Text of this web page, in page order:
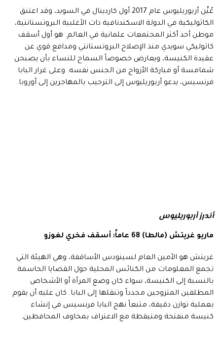
عُيِّن أربوريليوس عام 2017 أول كاردينال في السويد، وقد اعتنق
الكاثوليكية في الدولة الاسكندنافية ذات الأغلبية البروتستانتية،
موطن أحد أكثر المجتمعات علمانية في العالم. هو أول أسقف
كاثوليكي سويدي منذ الإصلاح البروتستانتي ومدافع قوي عن
عقيدة الكنيسة، ويعارض خصوصاً السماح للنساء بأن يصبحن
شمامسة أو مباركة الأزواج من الجنس نفسه. وعلى غرار البابا
فرنسيس، يدعو أربوريليوس إلى الترحيب بالمهاجرين إلى أوروبا.
أندرز أربوريليوس
ماريو غريتش (مالطا) 68 عاماً: أسقف فخري لغوزو
غريتش هو الأمين العام لسينودس الأساقفة، وهي الهيئة التي
تجمع المعلومات من الكنائس المحلية حول القضايا الحاسمة
بالنسبة إلى الكنيسة، سواء كان وضع المرأة أو الأشخاص
المطلقين المتزوجين مجدداً وتنقلها إلى البابا. كان عليه أن يقوم
بعملية توازن دقيقة، متبعاً نهج البابا فرنسيس في إنشاء
كنيسة منفتحة ومتيقظة مع الاعتراف بمخاوف المحافظين.